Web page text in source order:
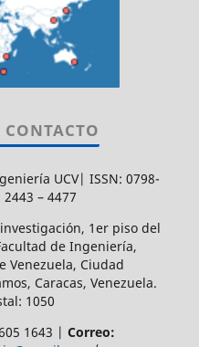
UCV| ISSN: 0798-
– 4477
1er piso del
de Ingeniería,
Venezuela, Ciudad
Caracas, Venezuela.
1050
1643 | Correo: